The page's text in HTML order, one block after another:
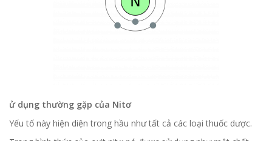
ử dụng thường gặp của Nitơ
Yếu tố này hiện diện trong hầu như tất cả các loại thuốc dược.